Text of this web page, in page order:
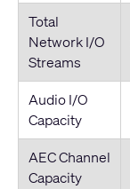
Total
Network I/O
Streams
Audio I/O
Capacity
AEC Channel
Capacity